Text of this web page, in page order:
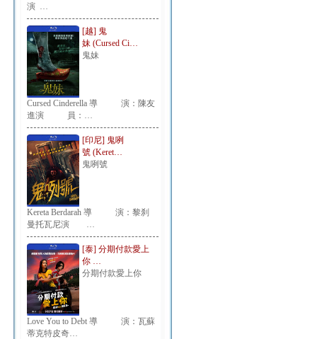
演 …
[越] 鬼
妹 (Cursed Ci…
鬼妹
Cursed Cinderella 導 演：陳友
進演 員：…
[印尼] 鬼咧
號 (Keret…
鬼咧號
Kereta Berdarah 導 演：黎刹
曼托瓦尼演 …
[泰] 分期付款愛上
你 …
分期付款愛上你
Love You to Debt 導 演：瓦蘇
蒂克特皮奇…